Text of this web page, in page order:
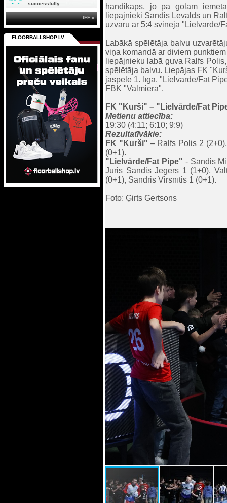
handikaps, jo pa golam
liepājnieki Sandis Lēvalds un
uzvaru ar 5:4 svinēja "Lielvārde/
Labākā spēlētāja balvu
viņa komandā ar diviem
liepājnieku labā guva Ralfs
spēlētāja balvu. Liepājas FK
jāspēlē 1. līgā. "Lielvārde/Fat
FBK "Valmiera".
FK "Kurši" – "Lielvārde/Fat
Metienu attiecība:
19:30 (4:11; 6:10; 9:9)
Rezultatīvākie:
FK "Kurši" – Ralfs Polis 2
(0+1).
"Lielvārde/Fat Pipe" - Sandis
Juris Sandis Jēgers 1 (1+0),
(0+1), Sandris Virsnītis 1 (0+1).
Foto: Ģirts Gertsons
successfully
IFF »
FLOORBALLSHOP.LV